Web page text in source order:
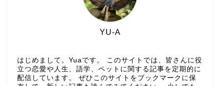
YU-A
はじめまして。Yuaです。 このサイトでは、皆さんに役
立つ恋愛や人生、語学、ペットに関する記事を定期的に
配信しています。 ぜひこのサイトをブックマークに保